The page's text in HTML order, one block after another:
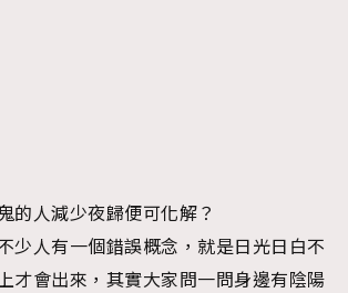
的人減少夜歸便可化解？
少人有一個錯誤概念，就是日光日白不
才會出來，其實大家問一問身邊有陰陽